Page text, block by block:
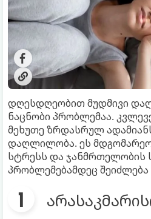
დღესდღეობით მუდმივი
ნაცნობი პრობლემაა.
მეხუთე ზრდასრულ
დაღლილობა. ეს
სტრესს და ჯანმრთელობის
პრობლემებამდეც შეიძლება